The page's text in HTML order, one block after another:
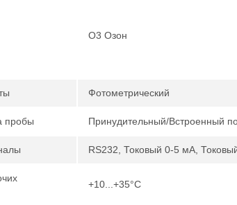
O3 Озон
Фотометрический
пробы Принудительный/Встроенный
RS232, Токовый 0-5 мА,
+10...+35°С